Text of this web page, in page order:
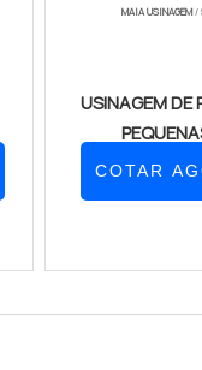
MAIA USINAGEM/
USINAGEM DE
COTAR